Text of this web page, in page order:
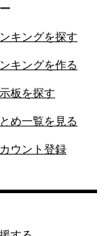
キングを探す
キングを作る
板を探す
め一覧を見る
ウント登録